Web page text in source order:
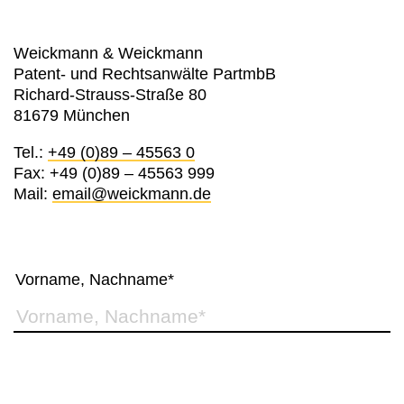
Weickmann & Weickmann
Patent- und Rechtsanwälte PartmbB
Richard-Strauss-Straße 80
81679 München
Tel.: +49 (0)89 – 45563 0
Fax: +49 (0)89 – 45563 999
Mail: email@weickmann.de
Vorname, Nachname*